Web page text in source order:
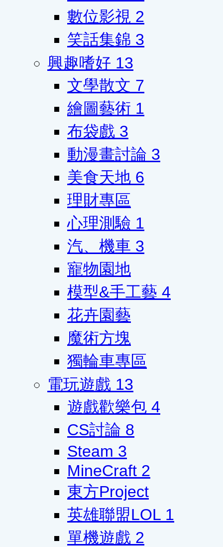
數位影視 2
笑話集錦 3
興趣嗜好 13
文學散文 7
繪圖藝術 1
布袋戲 3
動漫畫討論 3
美食天地 6
理財專區
心理測驗 1
汽、機車 3
寵物園地
模型&手工藝 4
花卉園藝
魔術方塊
獨輪車專區
電玩遊戲 13
遊戲歡樂包 4
CS討論 8
Steam 3
MineCraft 2
東方Project
英雄聯盟LOL 1
單機遊戲 2